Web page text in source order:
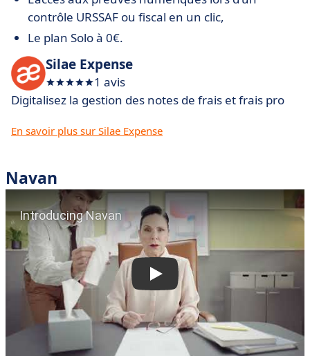
contrôle URSSAF ou fiscal en un clic,
Le plan Solo à 0€.
Silae Expense
1 avis
Digitalisez la gestion des notes de frais et frais pro
En savoir plus sur Silae Expense
Navan